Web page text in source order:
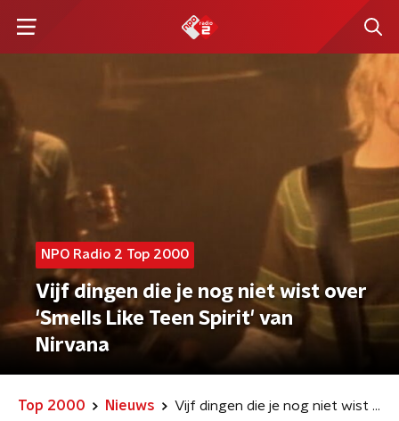
NPO Radio 2 Top 2000
Vijf dingen die je nog niet wist over
'Smells Like Teen Spirit' van
Nirvana
Top 2000 Nieuws Vijf dingen die je nog niet wist over 'Smells Like Teen Spirit' van Nirvana